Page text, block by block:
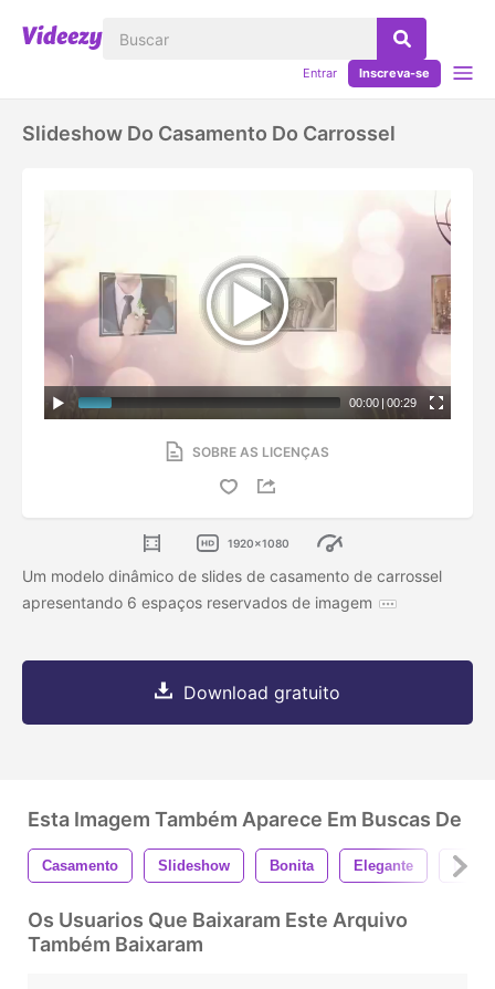
Entrar Inscreva-se
Slideshow Do Casamento Do Carrossel
00:00 | 00:29
SOBRE AS LICENÇAS
1920x1080
Um modelo dinâmico de slides de casamento de carrossel
apresentando 6 espaços reservados de imagem
Download gratuito
Esta Imagem Também Aparece Em Buscas De
Casamento Slideshow Bonita Elegante
Os Usuarios Que Baixaram Este Arquivo
Também Baixaram